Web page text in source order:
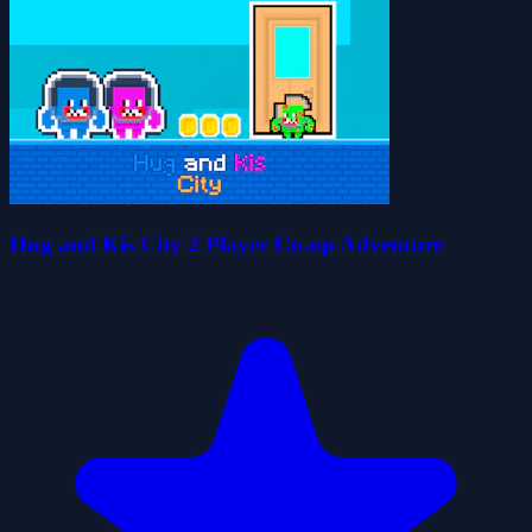
Hug and Kis City 2 Player Co-op Adventure